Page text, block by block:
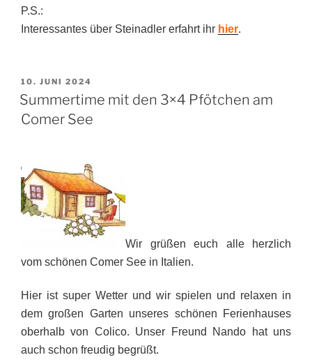
P.S.:
Interessantes über Steinadler erfahrt ihr hier.
VERÖFFENTLICHT
AM
10. JUNI 2024
Summertime mit den 3×4 Pfötchen am
Comer See
Wir grüßen euch alle herzlich
vom schönen Comer See in Italien.
Hier ist super Wetter und wir spielen und relaxen in
dem großen Garten unseres schönen Ferienhauses
oberhalb von Colico. Unser Freund Nando hat uns
auch schon freudig begrüßt.